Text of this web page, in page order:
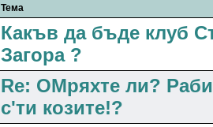
Тема
Какъв да бъде клуб
Загора ?
Re: ОМряхте ли?
с'ти козите!?